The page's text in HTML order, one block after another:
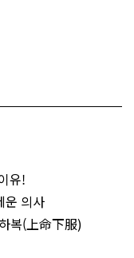
유!
운 의사
복(上命下服)